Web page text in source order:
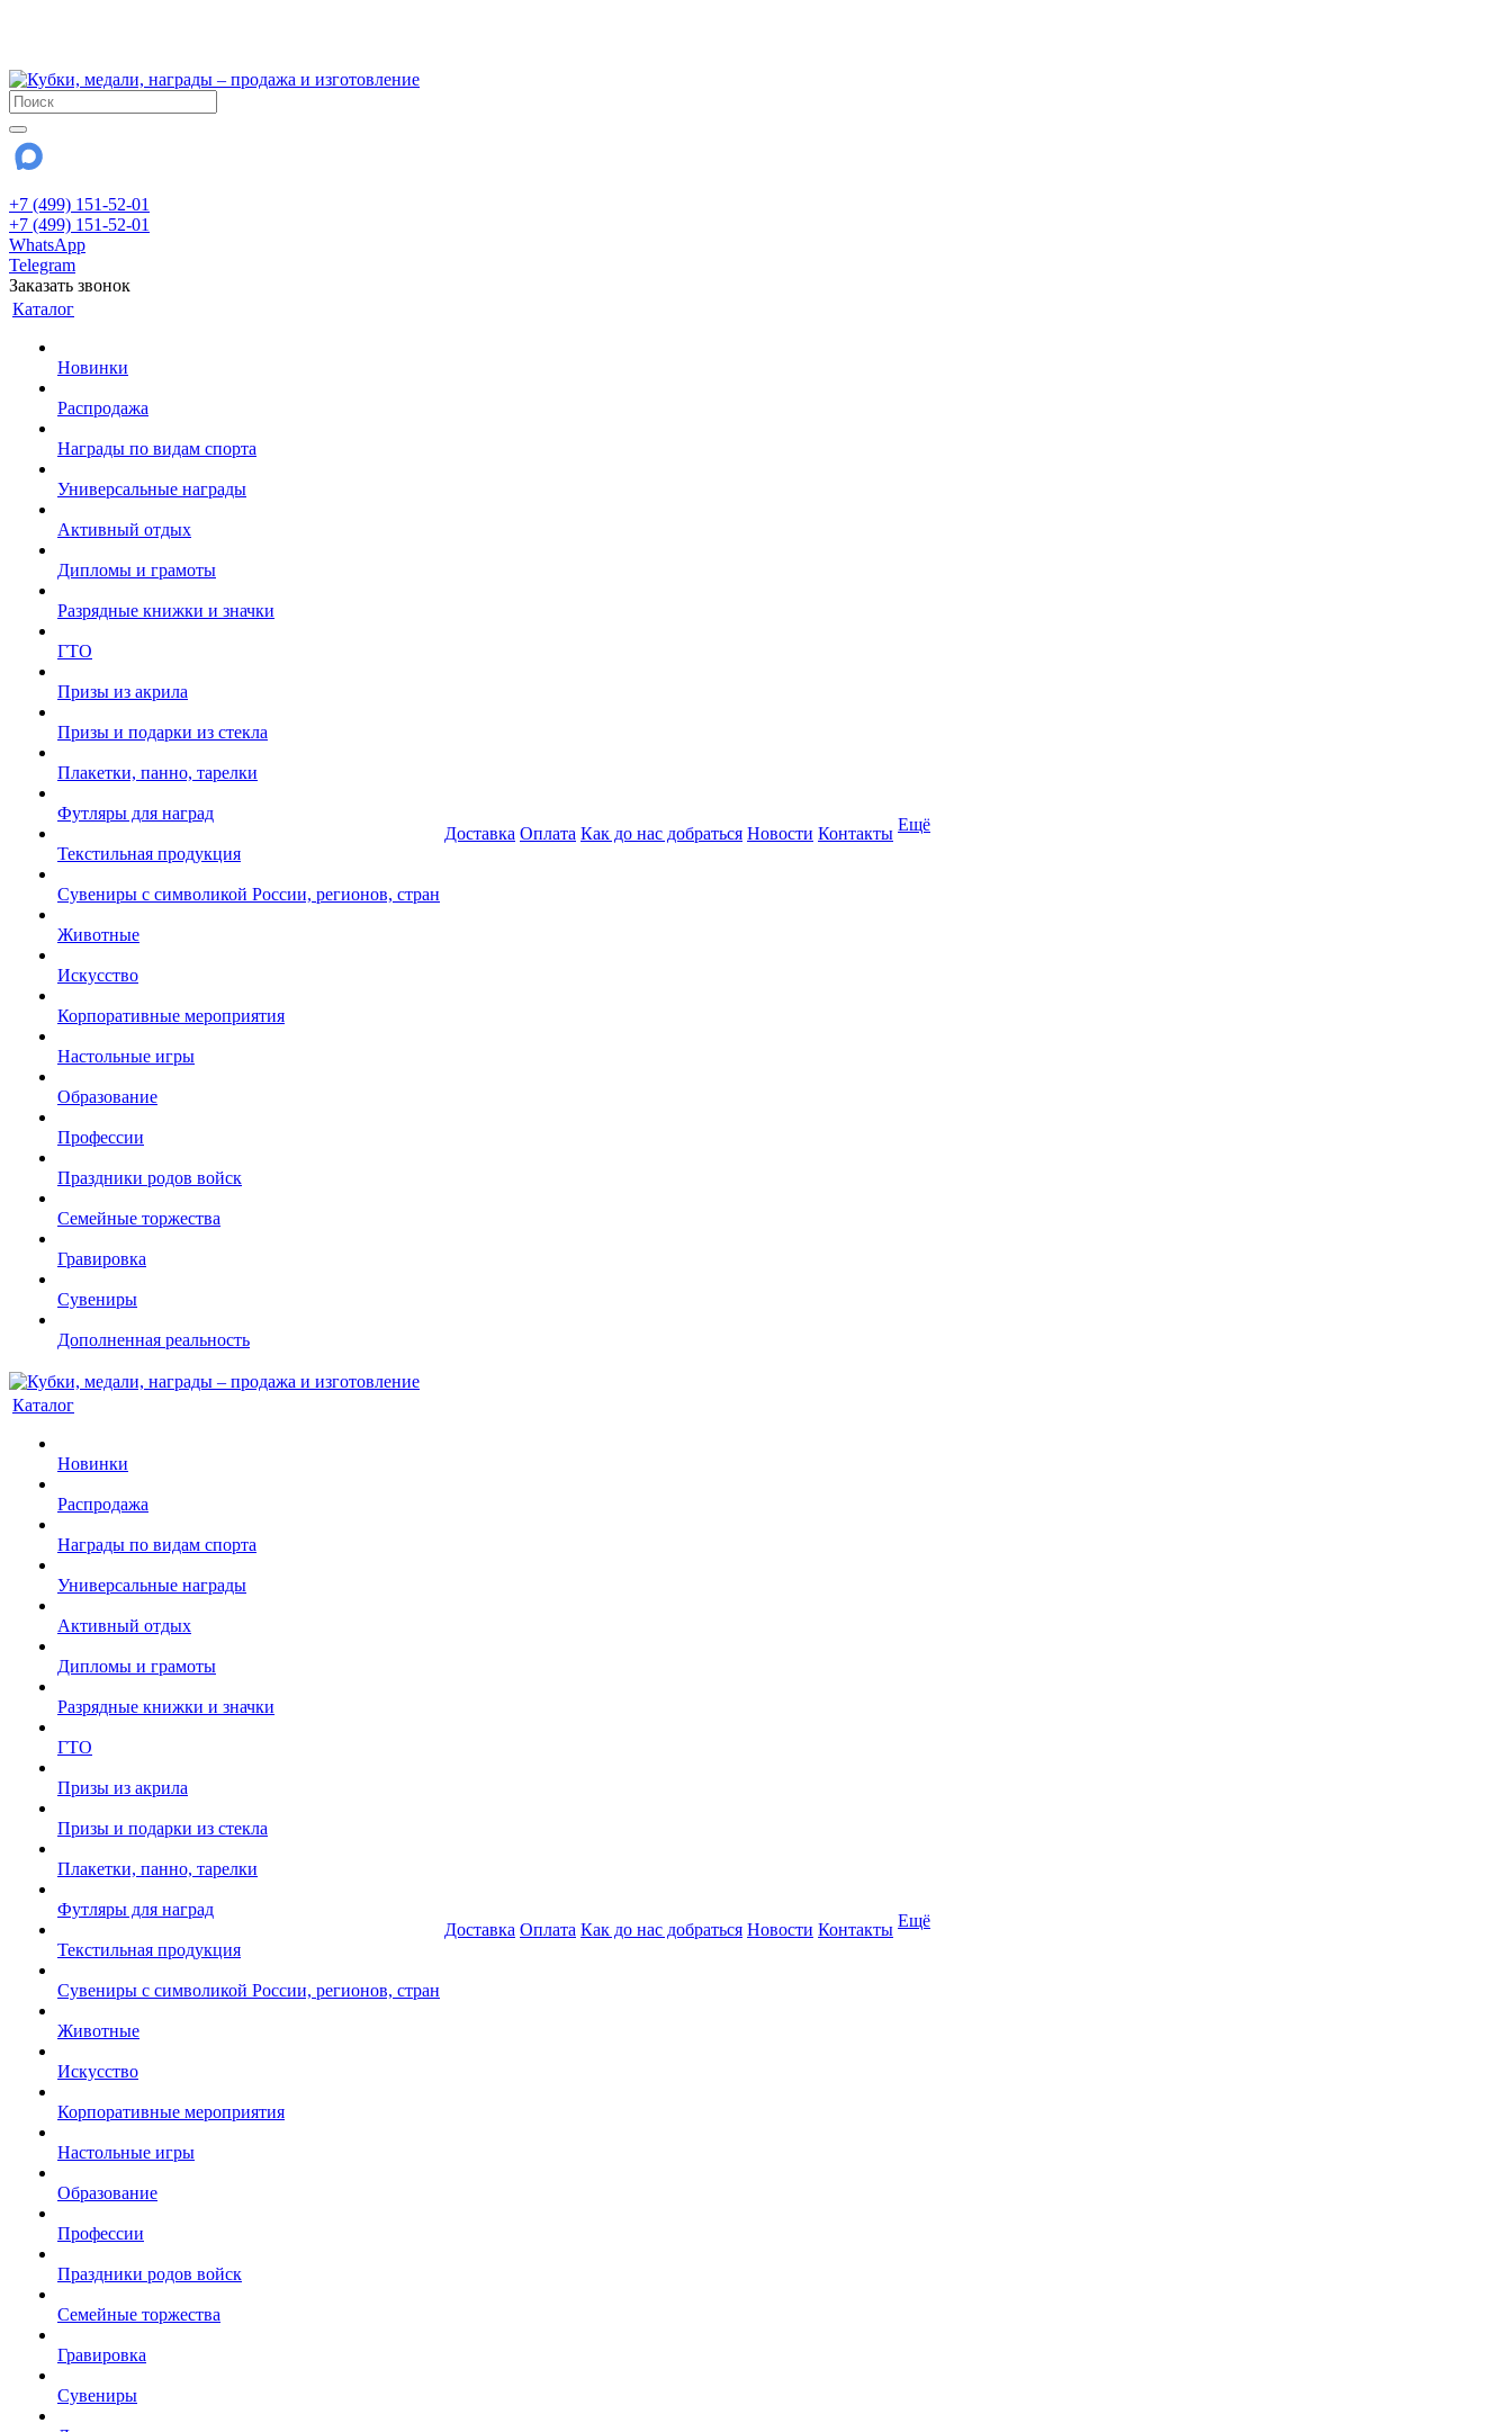
+7 (499) 151-52-01
+7 (499) 151-52-01
WhatsApp
Telegram
Заказать звонок
Каталог
Новинки
Распродажа
Награды по видам спорта
Универсальные награды
Активный отдых
Дипломы и грамоты
Разрядные книжки и значки
ГТО
Призы из акрила
Призы и подарки из стекла
Плакетки, панно, тарелки
Футляры для наград
Текстильная продукция
Сувениры с символикой России, регионов, стран
Животные
Искусство
Корпоративные мероприятия
Настольные игры
Образование
Профессии
Праздники родов войск
Семейные торжества
Гравировка
Сувениры
Дополненная реальность
Доставка Оплата Как до нас добраться Новости Контакты Ещё
Каталог
Новинки
Распродажа
Награды по видам спорта
Универсальные награды
Активный отдых
Дипломы и грамоты
Разрядные книжки и значки
ГТО
Призы из акрила
Призы и подарки из стекла
Плакетки, панно, тарелки
Футляры для наград
Текстильная продукция
Сувениры с символикой России, регионов, стран
Животные
Искусство
Корпоративные мероприятия
Настольные игры
Образование
Профессии
Праздники родов войск
Семейные торжества
Гравировка
Сувениры
Доставка Оплата Как до нас добраться Новости Контакты Ещё